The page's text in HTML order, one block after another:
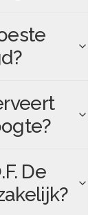
?
De